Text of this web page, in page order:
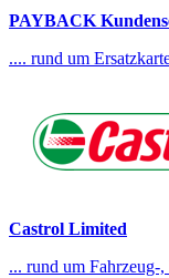
PAYBACK
.... rund um
Castrol Limited
... rund um Fahrzeug-